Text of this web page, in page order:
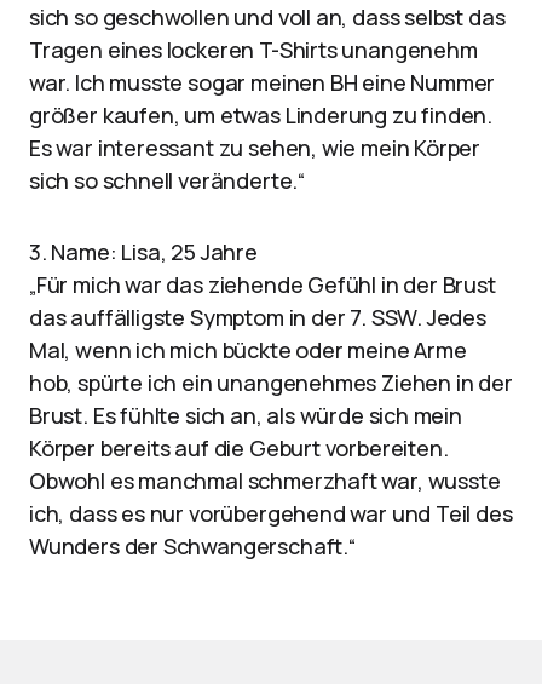
sich so geschwollen und voll an, dass selbst das
Tragen eines lockeren T-Shirts unangenehm
war. Ich musste sogar meinen BH eine Nummer
größer kaufen, um etwas Linderung zu finden.
Es war interessant zu sehen, wie mein Körper
sich so schnell veränderte.“
3. Name: Lisa, 25 Jahre
„Für mich war das ziehende Gefühl in der Brust
das auffälligste Symptom in der 7. SSW. Jedes
Mal, wenn ich mich bückte oder meine Arme
hob, spürte ich ein unangenehmes Ziehen in der
Brust. Es fühlte sich an, als würde sich mein
Körper bereits auf die Geburt vorbereiten.
Obwohl es manchmal schmerzhaft war, wusste
ich, dass es nur vorübergehend war und Teil des
Wunders der Schwangerschaft.“